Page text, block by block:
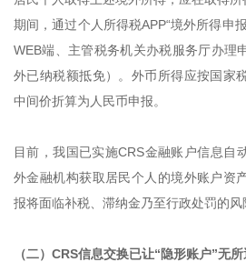
期间，通过个人所得税APP“境外所得申
WEB端、主管税务机关办税服务厅办理
外已纳税额抵免）。外币所得应按国家
中间价折算为人民币申报。
目前，我国已实施CRS金融账户信息自
外金融机构获取居民个人的境外账户资
报将面临补税、滞纳金乃至行政处罚的风
（二）CRS信息交换已让“隐形账户”无